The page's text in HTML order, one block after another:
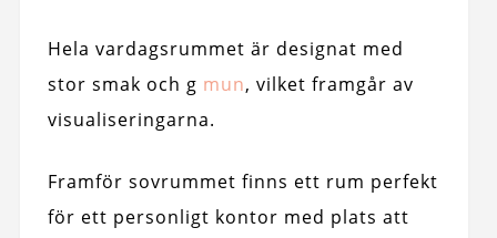
Hela vardagsrummet är designat med
stor smak och g mun, vilket framgår av
visualiseringarna.
Framför sovrummet finns ett rum perfekt
för ett personligt kontor med plats att